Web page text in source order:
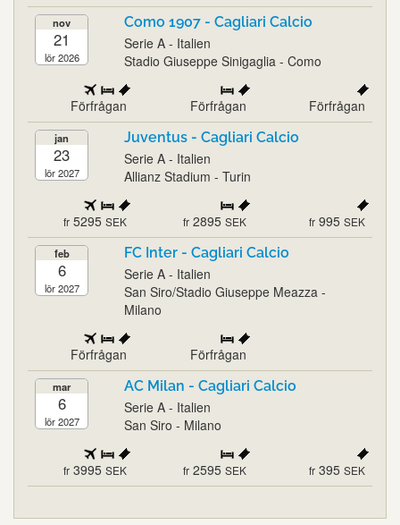
nov
21
lör 2026
Como 1907 - Cagliari Calcio
Serie A - Italien
Stadio Giuseppe Sinigaglia - Como
Förfrågan Förfrågan Förfrågan
jan
23
lör 2027
Juventus - Cagliari Calcio
Serie A - Italien
Allianz Stadium - Turin
fr 5295 SEK fr 2895 SEK fr 995 SEK
feb
6
lör 2027
FC Inter - Cagliari Calcio
Serie A - Italien
San Siro/Stadio Giuseppe Meazza -
Milano
Förfrågan Förfrågan
mar
6
lör 2027
AC Milan - Cagliari Calcio
Serie A - Italien
San Siro - Milano
fr 3995 SEK fr 2595 SEK fr 395 SEK